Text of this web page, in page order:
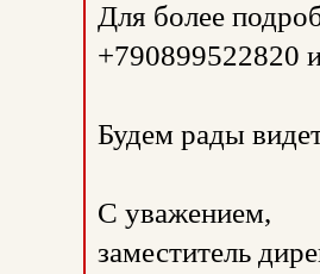
Для более
+790899522820
Будем рады
С уважением,
заместитель